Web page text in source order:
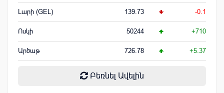
Լարի (GEL) 139.73 -0.1
Ոսկի 50244 +710
Արծաթ 726.78 +5.37
Բեռնել Ավելին